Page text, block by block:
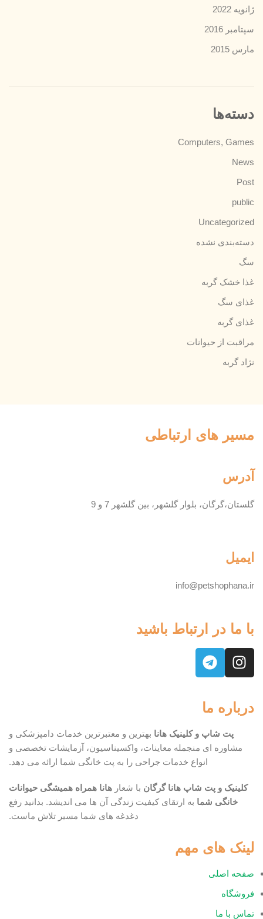
ژانویه 2022
سپتامبر 2016
مارس 2015
دسته‌ها
Computers, Games
News
Post
public
Uncategorized
دسته‌بندی نشده
سگ
غذا خشک گربه
غذای سگ
غذای گربه
مراقبت از حیوانات
نژاد گربه
لینک های مهم
صفحه اصلی
فروشگاه
تماس با ما
درباره ما
پت شاپ و کلینیک هانا بهترین و معتبرترین خدمات دامپزشکی و
مشاوره ای منجمله معاینات، واکسیناسیون، آزمایشات تخصصی و
انواع خدمات جراحی را به پت خانگی شما ارائه می دهد.
کلینیک و پت شاپ هانا گرگان با شعار هانا همراه همیشگی حیوانات
خانگی شما به ارتقای کیفیت زندگی آن ها می اندیشد. بدانید رفع
دغدغه های شما مسیر تلاش ماست.
مسیر های ارتباطی
آدرس
گلستان،گرگان، بلوار گلشهر، بین گلشهر 7 و 9
ایمیل
info@petshophana.ir
با ما در ارتباط باشید